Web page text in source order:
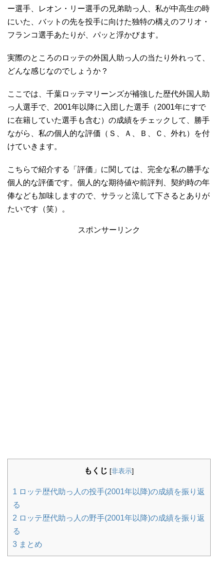
ー選手、レオン・リー選手の兄弟助っ人、私が中高生の時
にいた、バットの先を投手に向けた独特の構えのフリオ・
フランコ選手あたりが、パッと浮かびます。
実際のところのロッテの外国人助っ人の当たり外れって、
どんな感じなのでしょうか？
ここでは、千葉ロッテマリーンズが補強した歴代外国人助
っ人選手で、2001年以降に入団した選手（2001年にすで
に在籍していた選手も含む）の成績をチェックして、勝手
ながら、私の個人的な評価（Ｓ、Ａ、Ｂ、Ｃ、外れ）を付
けていきます。
こちらで紹介する「評価」に関しては、完全な私の勝手な
個人的な評価です。個人的な期待値や前評判、契約時の年
俸なども加味しますので、サラッと流して下さるとありが
たいです（笑）。
スポンサーリンク
もくじ [非表示]
1 ロッテ歴代助っ人の投手(2001年以降)の成績を振り返
る
2 ロッテ歴代助っ人の野手(2001年以降)の成績を振り返
る
3 まとめ